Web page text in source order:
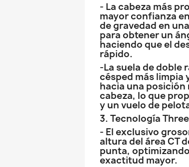
- La cabeza más
mayor confianza
de gravedad en
para obtener un
haciendo que el
rápido.
-La suela de doble
césped más limpia
hacia una posición
cabeza, lo que
y un vuelo de
3. Tecnología
- El exclusivo
altura del área CT
punta,
exactitud mayor.